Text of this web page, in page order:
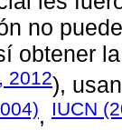
no
obtener
2012),
, IUCN